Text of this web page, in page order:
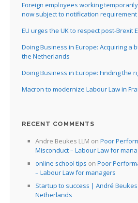
Foreign employees working
now subject to notification requirement
EU urges the UK to respect post-Brexit
Doing Business in Europe: Acquiring a
the Netherlands
Doing Business in Europe: Finding the
Macron to modernize Labour Law in
RECENT COMMENTS
Andre Beukes LLM on Poor
Misconduct – Labour Law for
online school tips on Poor
– Labour Law for managers
Startup to success | André Beukes
Netherlands